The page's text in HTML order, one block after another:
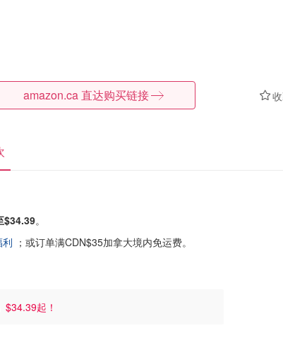
amazon.ca 直达购买链接
$34.39。
；或订单满CDN$35加拿大境内免运费。
$34.39起！